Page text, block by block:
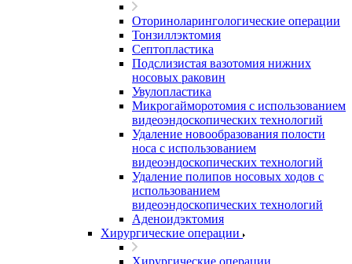
Оториноларингологические операции
Тонзиллэктомия
Септопластика
Подслизистая вазотомия нижних
носовых раковин
Увулопластика
Микрогайморотомия с использованием
видеоэндоскопических технологий
Удаление новообразования полости
носа с использованием
видеоэндоскопических технологий
Удаление полипов носовых ходов с
использованием
видеоэндоскопических технологий
Аденоидэктомия
Хирургические операции
Хирургические операции